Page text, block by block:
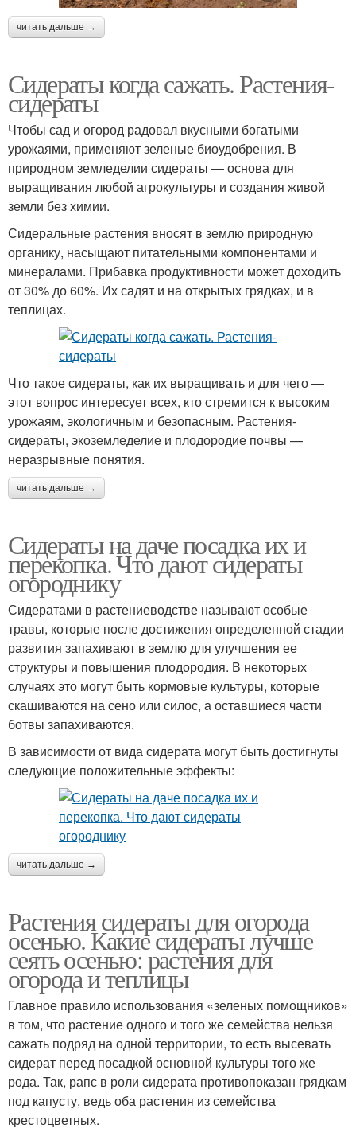
читать дальше →
Сидераты когда сажать. Растения-
сидераты
Чтобы сад и огород радовал вкусными богатыми
урожаями, применяют зеленые биоудобрения. В
природном земледелии сидераты — основа для
выращивания любой агрокультуры и создания живой
земли без химии.
Сидеральные растения вносят в землю природную
органику, насыщают питательными компонентами и
минералами. Прибавка продуктивности может доходить
от 30% до 60%. Их садят и на открытых грядках, и в
теплицах.
Что такое сидераты, как их выращивать и для чего —
этот вопрос интересует всех, кто стремится к высоким
урожаям, экологичным и безопасным. Растения-
сидераты, экоземледелие и плодородие почвы —
неразрывные понятия.
читать дальше →
Сидераты на даче посадка их и
перекопка. Что дают сидераты
огороднику
Сидератами в растениеводстве называют особые
травы, которые после достижения определенной стадии
развития запахивают в землю для улучшения ее
структуры и повышения плодородия. В некоторых
случаях это могут быть кормовые культуры, которые
скашиваются на сено или силос, а оставшиеся части
ботвы запахиваются.
В зависимости от вида сидерата могут быть достигнуты
следующие положительные эффекты:
читать дальше →
Растения сидераты для огорода
осенью. Какие сидераты лучше
сеять осенью: растения для
огорода и теплицы
Главное правило использования «зеленых помощников»
в том, что растение одного и того же семейства нельзя
сажать подряд на одной территории, то есть высевать
сидерат перед посадкой основной культуры того же
рода. Так, рапс в роли сидерата противопоказан грядкам
под капусту, ведь оба растения из семейства
крестоцветных.